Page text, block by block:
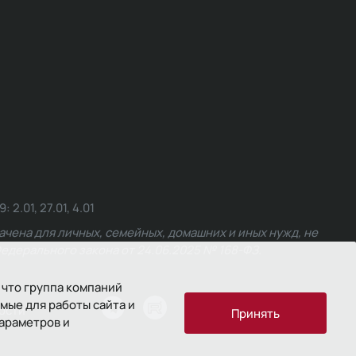
группа компаний
для работы сайта и
и
Принять
27.01, 4.01
для личных, семейных, домашних и иных нужд, не